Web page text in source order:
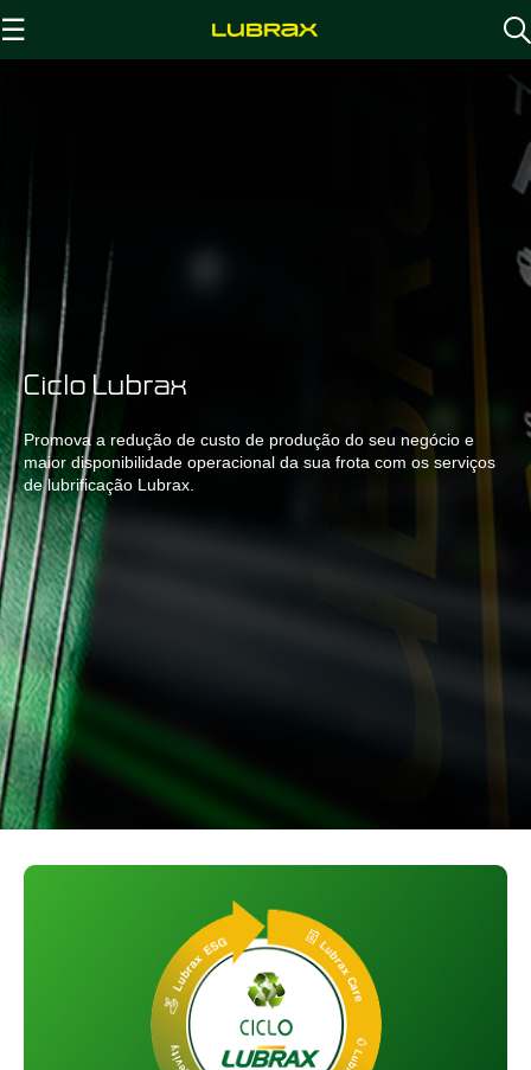
☰
Ciclo Lubrax
Promova a redução de custo de produção do seu negócio e
maior disponibilidade operacional da sua frota com os serviços
de lubrificação Lubrax.